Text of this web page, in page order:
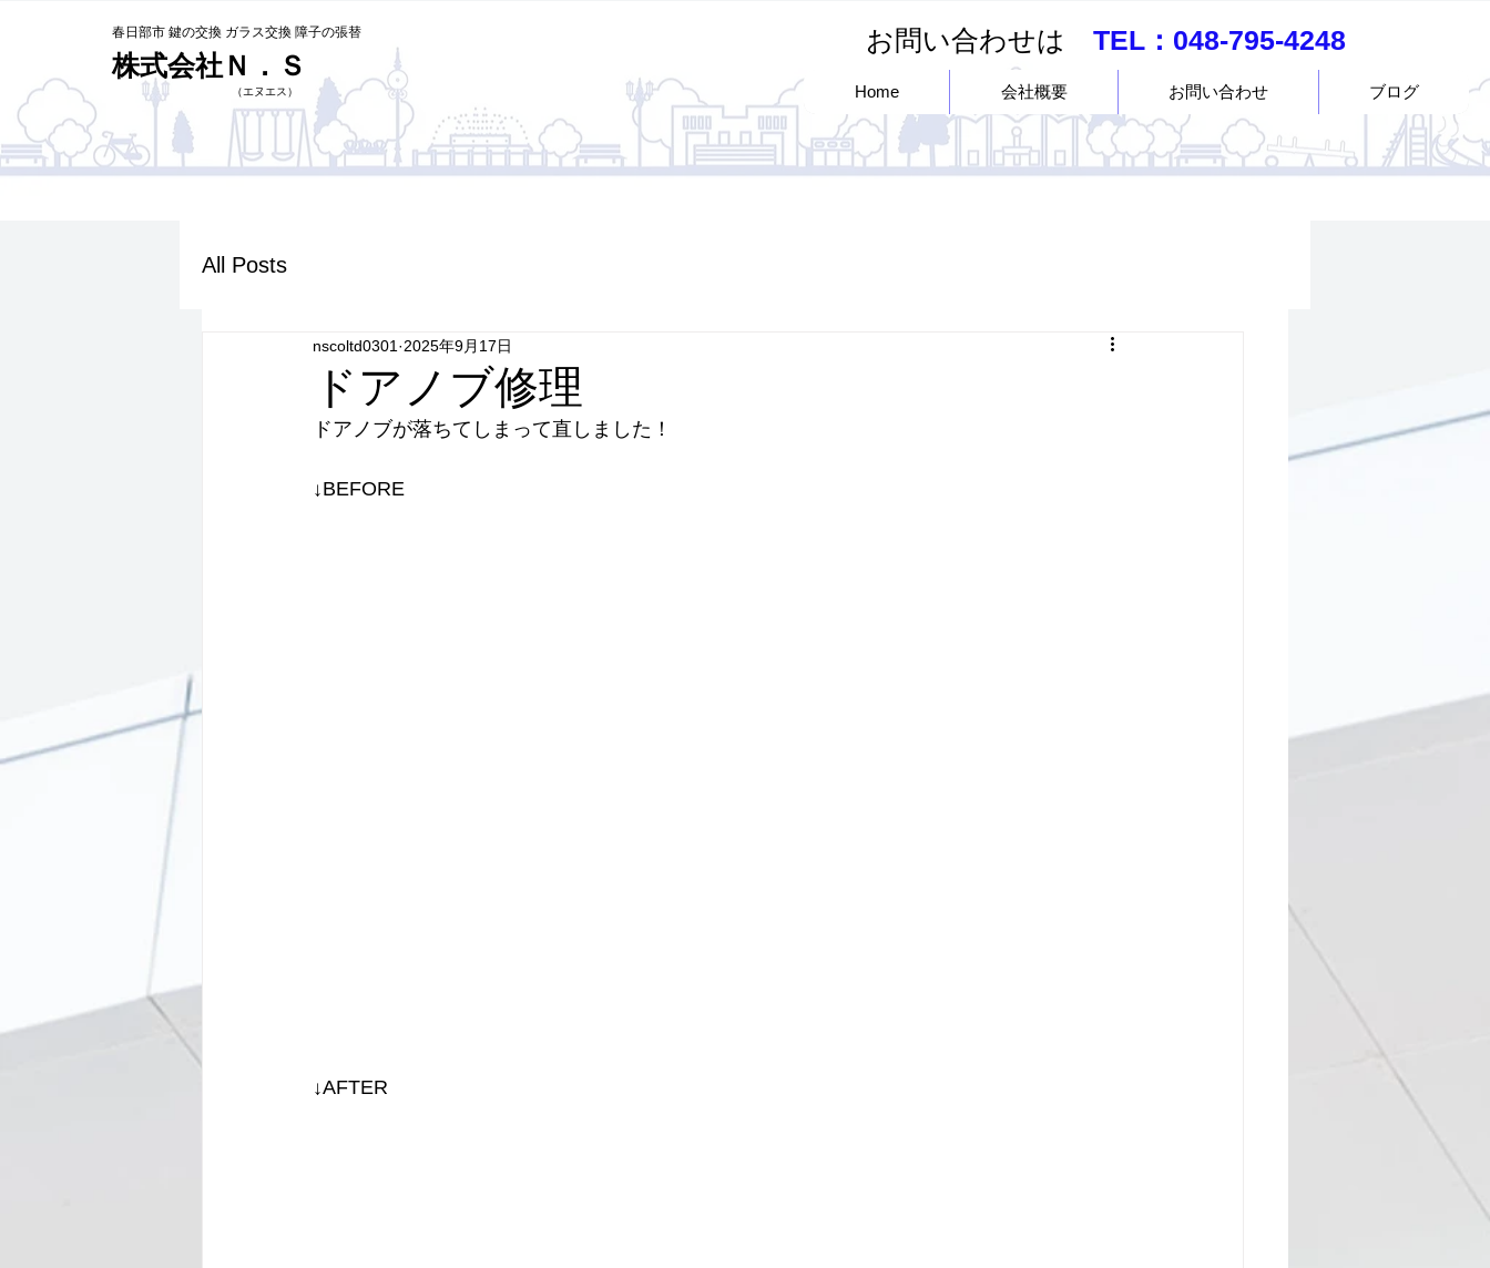
春日部市 鍵の交換 ガラス交換 障子の張替
株式会社Ｎ．Ｓ
​（エヌエス）
お問い合わせは TEL： 048-795-4248
Home 会社概要 お問い合わせ ブログ
All Posts
ドアノブ修理
nscoltd0301 2025年9月17日
ドアノブが落ちてしまって直しました！
↓BEFORE
↓AFTER